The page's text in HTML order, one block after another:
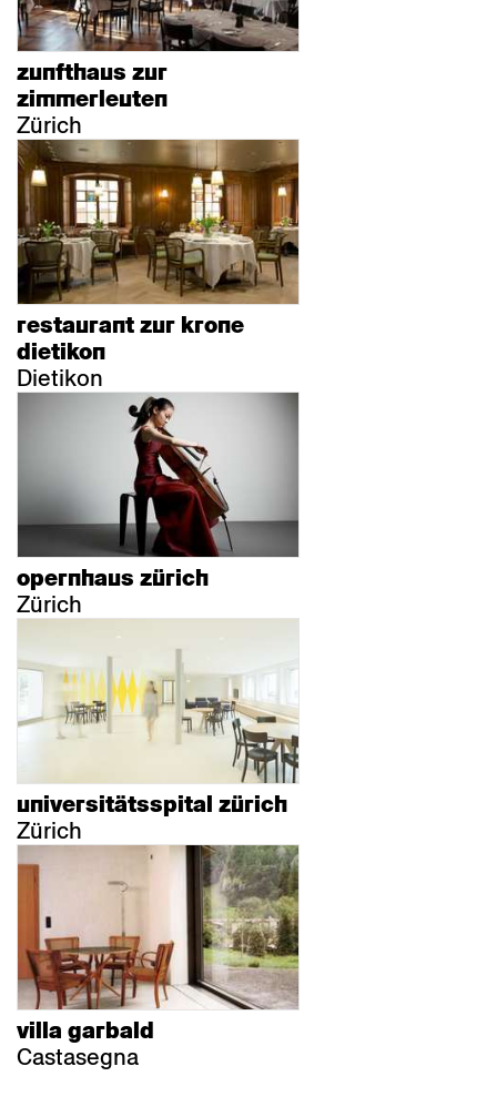
zunfthaus zur
zimmerleuten
Zürich
restaurant zur krone
dietikon
Dietikon
opernhaus zürich
Zürich
universitätsspital zürich
Zürich
villa garbald
Castasegna